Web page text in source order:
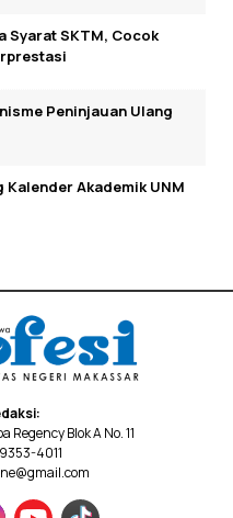
Syarat SKTM, Cocok
Peninjauan Ulang
Kalender Akademik UNM
Regency Blok A No. 11
4011